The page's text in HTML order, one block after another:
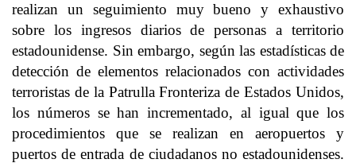
realizan un seguimiento muy bueno y exhaustivo
sobre los ingresos diarios de personas a territorio
estadounidense. Sin embargo, según las estadísticas de
detección de elementos relacionados con actividades
terroristas de la Patrulla Fronteriza de Estados Unidos,
los números se han incrementado, al igual que los
procedimientos que se realizan en aeropuertos y
puertos de entrada de ciudadanos no estadounidenses.